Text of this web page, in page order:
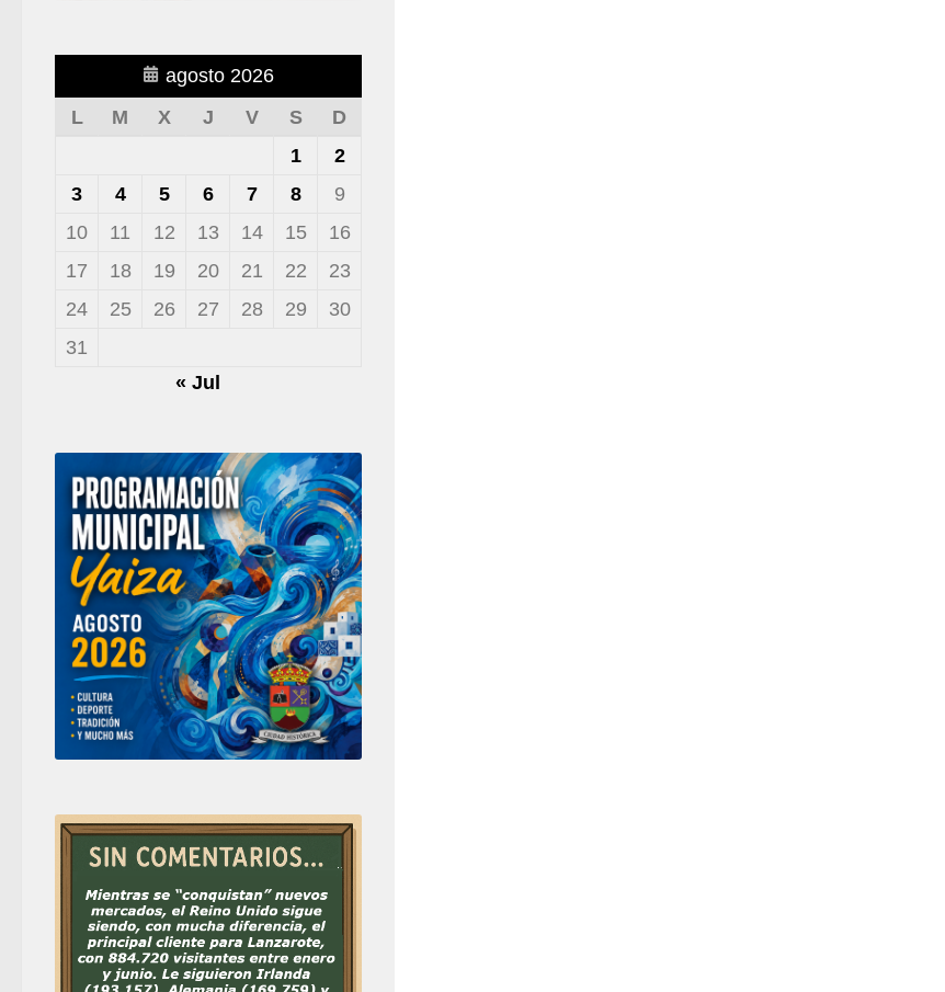
agosto 2026
L
M X J V S
D
1
2
3
4 5 6 7 8
9
10
11 12 13 14 15
16
17
18 19 20 21 22
23
24
25 26 27 28 29
30
31
« Jul